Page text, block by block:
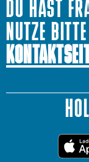
DU HAST
NUTZE